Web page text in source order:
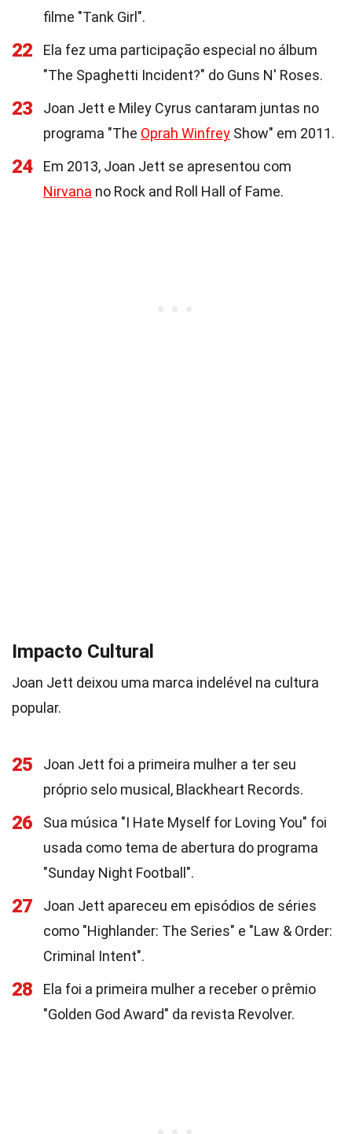
filme "Tank Girl".
22
Ela fez uma participação especial no álbum
"The Spaghetti Incident?" do Guns N' Roses.
23
Joan Jett e Miley Cyrus cantaram juntas no
programa "The Oprah Winfrey Show" em 2011.
24
Em 2013, Joan Jett se apresentou com
Nirvana no Rock and Roll Hall of Fame.
Impacto Cultural
Joan Jett deixou uma marca indelével na cultura
popular.
25
Joan Jett foi a primeira mulher a ter seu
próprio selo musical, Blackheart Records.
26
Sua música "I Hate Myself for Loving You" foi
usada como tema de abertura do programa
"Sunday Night Football".
27
Joan Jett apareceu em episódios de séries
como "Highlander: The Series" e "Law & Order:
Criminal Intent".
28
Ela foi a primeira mulher a receber o prêmio
"Golden God Award" da revista Revolver.